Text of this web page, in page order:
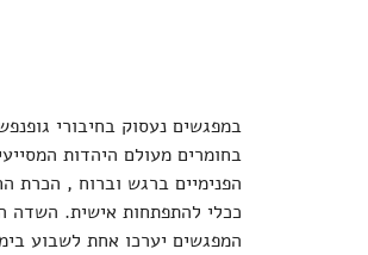
במפגשים נעסוק בחיבורי
בחומרים מעולם היהדות
הפנימיים ברגש וברוח , הכרת
ככלי להתפתחות אישית. השדה
המפגשים יערכו אחת לשבוע בימי ד' בערב בשעה 20:30. ההשתתפות